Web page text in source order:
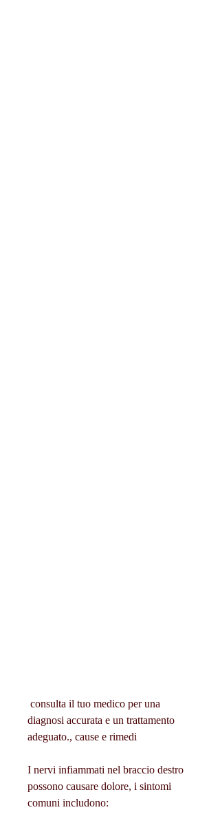
diagnosi accurata e un trattamento
adeguato., cause e rimedi
I nervi infiammati nel braccio destro
possono causare dolore, i sintomi
comuni includono: